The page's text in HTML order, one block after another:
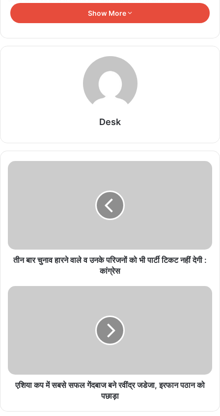
बनर्जी बैठक में शामिल नहीं होंगे. उन्हें प्रवर्तन निदेशालय (ED) ने पेशी के लिए
बुलाया है.
Rajya Sabha: BJP सांसदों के नारों पर गरमाई संसद,
‘आतंकवादी कांग्रेस दफ्तर में मिलेंगे’ बयान से बवाल
August 6, 2026
MP Congress में बड़ा संगठनात्मक बदलाव, अवधेश
नायक को महासचिव की जिम्मेदारी
August 6, 2026
August 5, 2026
राम मंदिर और छात्र मुद्दे पर अड़े राहुल, संसद में गतिरोध जारी
August 5, 2026
दतिया उपचुनाव में हार का असर, समीक्षा समिति की रिपोर्ट पर
महबूबा मुफ्ती पर केंद्रीय मंत्री गिरिराज सिंह का तीखा बयान,
सियासत में मचा बवाल
August 5, 2026
16-17 सितंबर की बैठक के बाद लिया जाएगा फैसला
Show More
Desk
तीन बार चुनाव हारने वाले व उनके परिजनों को भी पार्टी टिकट नहीं देगी :
कांग्रेस
एशिया कप में सबसे सफल गेंदबाज बने रवींद्र जडेजा, इरफान पठान को
पछाड़ा